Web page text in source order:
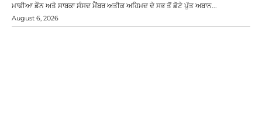
ਮਾਫੀਆ ਡੌਨ ਅਤੇ ਸਾਬਕਾ ਸੰਸਦ ਮੈਂਬਰ ਅਤੀਕ ਅਹਿਮਦ ਦੇ ਸਭ ਤੋਂ ਛੋਟੇ ਪੁੱਤ ਅਬਾਨ...
August 6, 2026